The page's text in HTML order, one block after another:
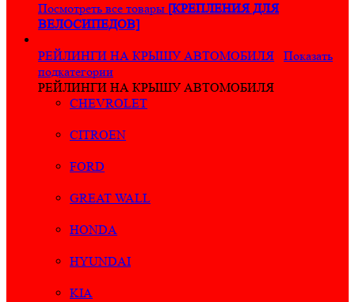
Посмотреть все товары [КРЕПЛЕНИЯ ДЛЯ
ВЕЛОСИПЕДОВ]
РЕЙЛИНГИ НА КРЫШУ АВТОМОБИЛЯ
Показать
подкатегории
РЕЙЛИНГИ НА КРЫШУ АВТОМОБИЛЯ
CHEVROLET
CITROEN
FORD
GREAT WALL
HONDA
HYUNDAI
KIA